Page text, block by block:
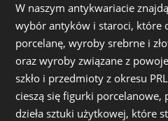
W naszym antykwariacie
wybór antyków i staroci, które
porcelanę, wyroby srebrne i
oraz wyroby związane z
szkło i przedmioty z okresu
cieszą się figurki porcelanowe,
dzieła sztuki użytkowej, które